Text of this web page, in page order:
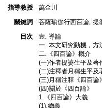
指導教授
萬金川
關鍵詞
菩薩瑜伽行西百論; 提
目次
壹. 導論
一. 本文研究動機，方
二.《四百論》概介
(一)作者提婆生平及著
(二)注釋者月稱生平及
(三)月稱注釋《四百論
(四)關於《四百論》
1.《四百論》大義
(1).總義